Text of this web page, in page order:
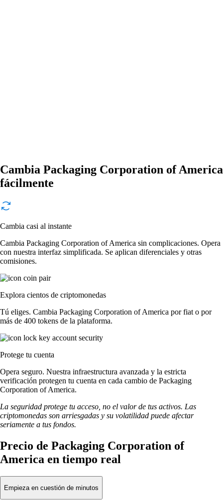
Cambia Packaging Corporation of America
fácilmente
Cambia casi al instante
Cambia Packaging Corporation of America sin complicaciones. Opera
con nuestra interfaz simplificada. Se aplican diferenciales y otras
comisiones.
Explora cientos de criptomonedas
Tú eliges. Cambia Packaging Corporation of America por fiat o por
más de 400 tokens de la plataforma.
Protege tu cuenta
Opera seguro. Nuestra infraestructura avanzada y la estricta
verificación protegen tu cuenta en cada cambio de Packaging
Corporation of America.
La seguridad protege tu acceso, no el valor de tus activos. Las
criptomonedas son arriesgadas y su volatilidad puede afectar
seriamente a tus fondos.
Precio de Packaging Corporation of
America en tiempo real
Empieza en cuestión de minutos